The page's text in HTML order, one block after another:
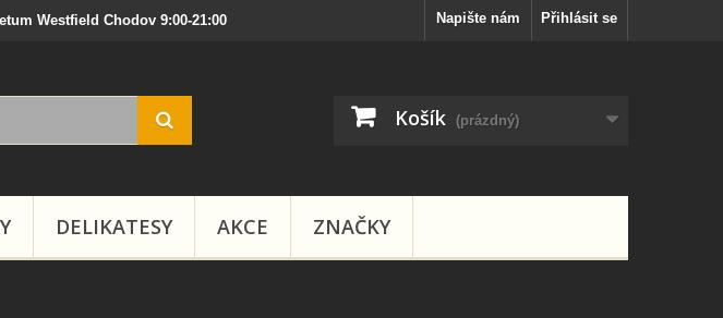
Přihlásit se
Napište nám
Westfield Chodov 9:00-21:00
Košík (prázdný)
DELIKATESY AKCE ZNAČKY